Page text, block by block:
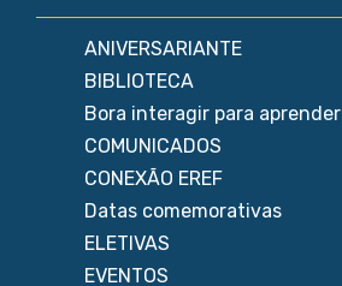
ANIVERSARIANTE
BIBLIOTECA
Bora interagir para aprender
COMUNICADOS
CONEXÃO EREF
Datas comemorativas
ELETIVAS
EVENTOS